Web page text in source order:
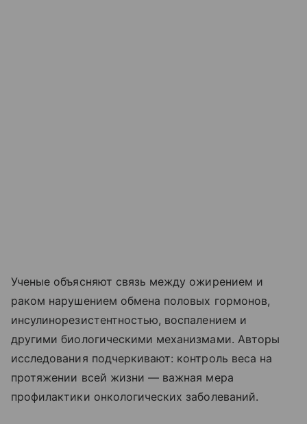
Ученые объясняют связь между ожирением и
раком нарушением обмена половых гормонов,
инсулинорезистентностью, воспалением и
другими биологическими механизмами. Авторы
исследования подчеркивают: контроль веса на
протяжении всей жизни — важная мера
профилактики онкологических заболеваний.